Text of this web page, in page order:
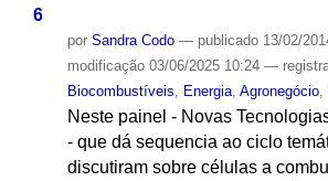
6
por Sandra Codo — publicado13/02/
modificação03/06/2025 10:24 —
Biocombustíveis
Energia, Agronegócio,
Neste painel - Novas
- que dá sequencia ao ciclo
discutiram sobre células a